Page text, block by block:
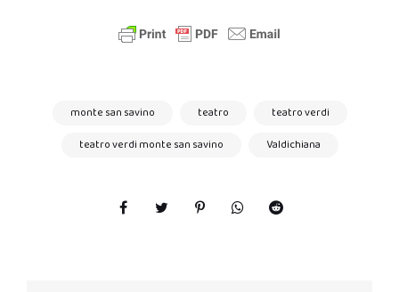
monte san savino teatro
teatro verdi
teatro verdi monte san savino
Valdichiana